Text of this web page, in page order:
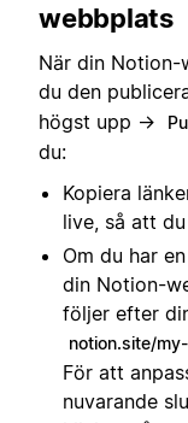
webbplats
När din Notion-
du den
högst upp →
du:
Kopiera
live, så att
Om du har
din Notion-
följer efter
notion.site/
För att
nuvarande